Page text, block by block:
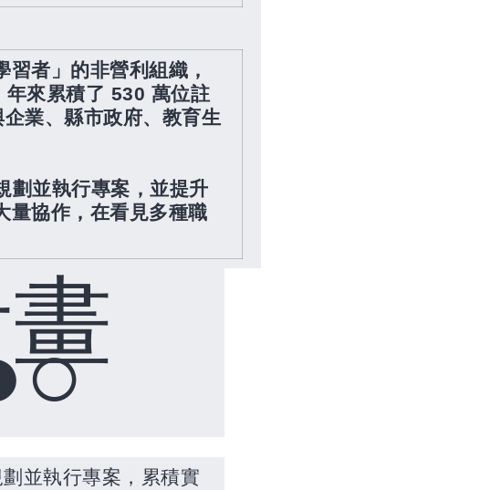
者」的非營利組織，
年來累積了 530 萬位註
業、縣市政府、教育生
劃並執行專案，並提升
量協作，在看見多種職
劃並執行專案，累積實